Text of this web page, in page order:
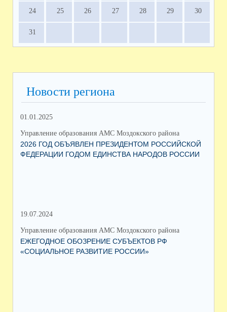
24 25 26 27 28 29 30
31
Новости региона
01.01.2025
Управление образования АМС Моздокского района
2026 ГОД ОБЪЯВЛЕН ПРЕЗИДЕНТОМ РОССИЙСКОЙ
ФЕДЕРАЦИИ ГОДОМ ЕДИНСТВА НАРОДОВ РОССИИ
19.07.2024
Управление образования АМС Моздокского района
ЕЖЕГОДНОЕ ОБОЗРЕНИЕ СУБЪЕКТОВ РФ
«СОЦИАЛЬНОЕ РАЗВИТИЕ РОССИИ»